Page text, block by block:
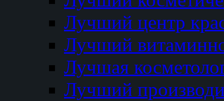
Лучший центр
Лучший
Лучшая
Лучший